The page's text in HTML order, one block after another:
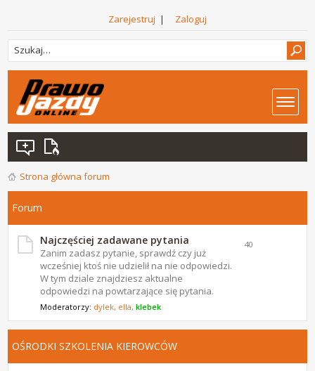
Zarejestruj | Zaloguj
Strona główna forum
Forum
Najczęściej zadawane pytania
Zanim zadasz pytanie, sprawdź czy już
wcześniej ktoś nie udzielił na nie odpowiedzi.
W tym dziale znajdziesz aktualne
odpowiedzi na powtarzające się pytania.
Moderatorzy: dylek, ella,klebek
40
OŚRODKI SZKOLENIA KIEROWCÓW